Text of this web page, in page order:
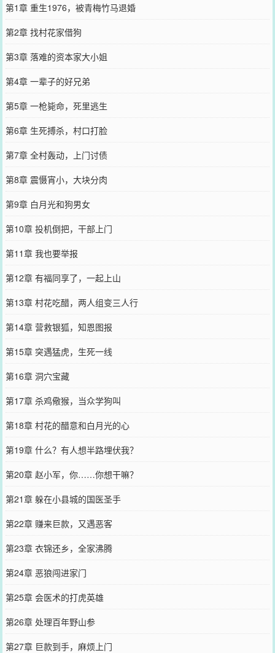
第1章 重生1976，被青梅竹马退婚
第2章 找村花家借狗
第3章 落难的资本家大小姐
第4章 一辈子的好兄弟
第5章 一枪毙命，死里逃生
第6章 生死搏杀，村口打脸
第7章 全村轰动，上门讨债
第8章 震慑宵小，大块分肉
第9章 白月光和狗男女
第10章 投机倒把，干部上门
第11章 我也要举报
第12章 有福同享了，一起上山
第13章 村花吃醋，两人组变三人行
第14章 营救银狐，知恩图报
第15章 突遇猛虎，生死一线
第16章 洞穴宝藏
第17章 杀鸡儆猴，当众学狗叫
第18章 村花的醋意和白月光的心
第19章 什么？有人想半路埋伏我？
第20章 赵小军，你……你想干嘛？
第21章 躲在小县城的国医圣手
第22章 赚来巨款，又遇恶客
第23章 衣锦还乡，全家沸腾
第24章 恶狼闯进家门
第25章 会医术的打虎英雄
第26章 处理百年野山参
第27章 巨款到手，麻烦上门